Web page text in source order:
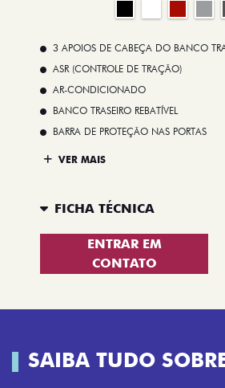
3 APOIOS DE CABEÇA DO BANCO
ASR (CONTROLE DE TRAÇÃO)
AR-CONDICIONADO
BANCO TRASEIRO REBATÍVEL
BARRA DE PROTEÇÃO NAS PORTAS
VER MAIS
FICHA TÉCNICA
ENTRAR EM
CONTATO
SAIBA TUDO